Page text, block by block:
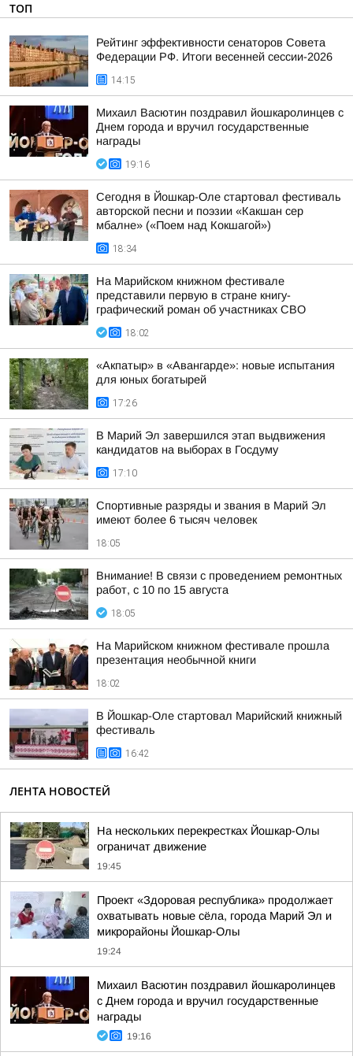
ТОП
Рейтинг эффективности сенаторов Совета
Федерации РФ. Итоги весенней сессии-2026
14:15
Михаил Васютин поздравил йошкаролинцев с
Днем города и вручил государственные
награды
19:16
Сегодня в Йошкар-Оле стартовал фестиваль
авторской песни и поэзии «Какшан сер
мбалне» («Поем над Кокшагой»)
18:34
На Марийском книжном фестивале
представили первую в стране книгу-
графический роман об участниках СВО
18:02
«Акпатыр» в «Авангарде»: новые испытания
для юных богатырей
17:26
В Марий Эл завершился этап выдвижения
кандидатов на выборах в Госдуму
17:10
Спортивные разряды и звания в Марий Эл
имеют более 6 тысяч человек
18:05
Внимание! В связи с проведением ремонтных
работ, с 10 по 15 августа
18:05
На Марийском книжном фестивале прошла
презентация необычной книги
18:02
В Йошкар-Оле стартовал Марийский книжный
фестиваль
16:42
ЛЕНТА НОВОСТЕЙ
На нескольких перекрестках Йошкар-Олы
ограничат движение
19:45
Проект «Здоровая республика» продолжает
охватывать новые сёла, города Марий Эл и
микрорайоны Йошкар-Олы
19:24
Михаил Васютин поздравил йошкаролинцев
с Днем города и вручил государственные
награды
19:16